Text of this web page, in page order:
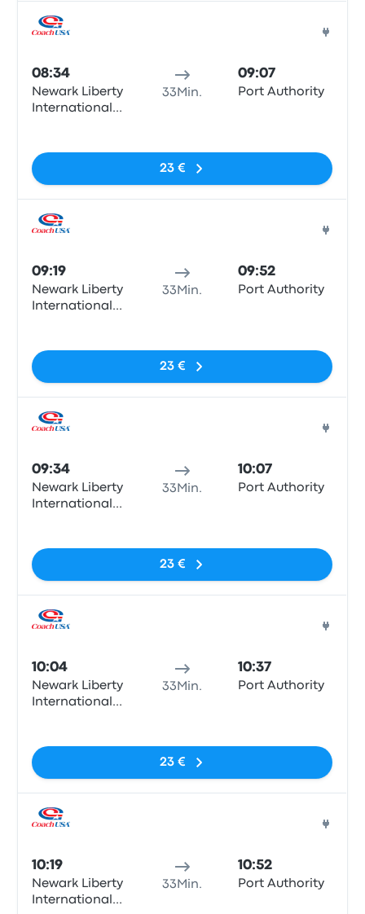
08:34
Newark Liberty
International
33Min.
09:07
Port Authority
23 €
09:19
Newark Liberty
International
33Min.
09:52
Port Authority
23 €
09:34
Newark Liberty
International
33Min.
10:07
Port Authority
23 €
10:04
Newark Liberty
International
33Min.
10:37
Port Authority
23 €
10:19
Newark Liberty
International
33Min.
10:52
Port Authority